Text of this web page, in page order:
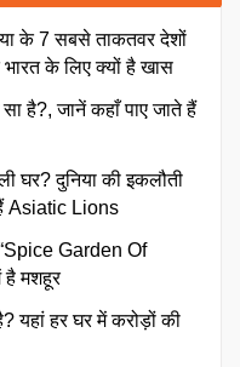
के 7 सबसे ताकतवर देशों
के लिए क्यों है खास
है?, जानें कहाँ पाए जाते हैं
घर? दुनिया की इकलौती
Asiatic Lions
“Spice Garden Of
है मशहूर
यहां हर घर में करोड़ों की